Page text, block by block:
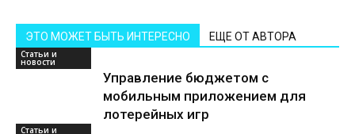
ЭТО МОЖЕТ БЫТЬ ИНТЕРЕСНО ЕЩЕ ОТ АВТОРА
Статьи и
новости
Управление бюджетом с
мобильным приложением для
лотерейных игр
Статьи и